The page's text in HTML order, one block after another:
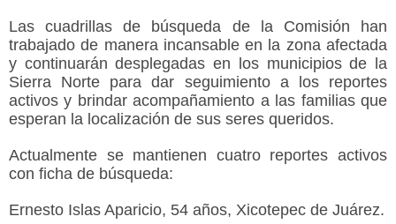
Las cuadrillas de búsqueda de la Comisión han
trabajado de manera incansable en la zona afectada
y continuarán desplegadas en los municipios de la
Sierra Norte para dar seguimiento a los reportes
activos y brindar acompañamiento a las familias que
esperan la localización de sus seres queridos.
Actualmente se mantienen cuatro reportes activos
con ficha de búsqueda:
Ernesto Islas Aparicio, 54 años, Xicotepec de Juárez.